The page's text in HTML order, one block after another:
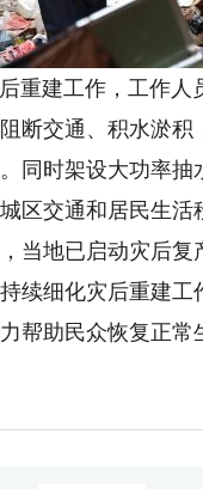
建工作，工作人
交通、积水淤积
同时架设大功率
区交通和居民生活
地已启动灾后复
续细化灾后重建
帮助民众恢复正常